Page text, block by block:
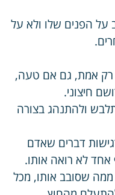
על הפנים שלו ולא על
רק אמת, גם אם טעה,
חיצוני.
ולהתנהג בצורה
דברים שאדם
אחד לא רואה אותו.
שסובב אותו, מכל